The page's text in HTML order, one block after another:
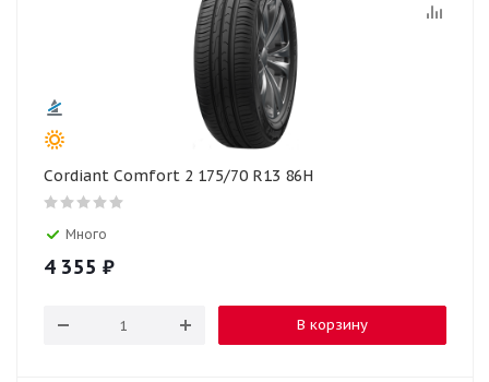
Cordiant Comfort 2 175/70 R13 86H
Много
4 355 ₽
В корзину